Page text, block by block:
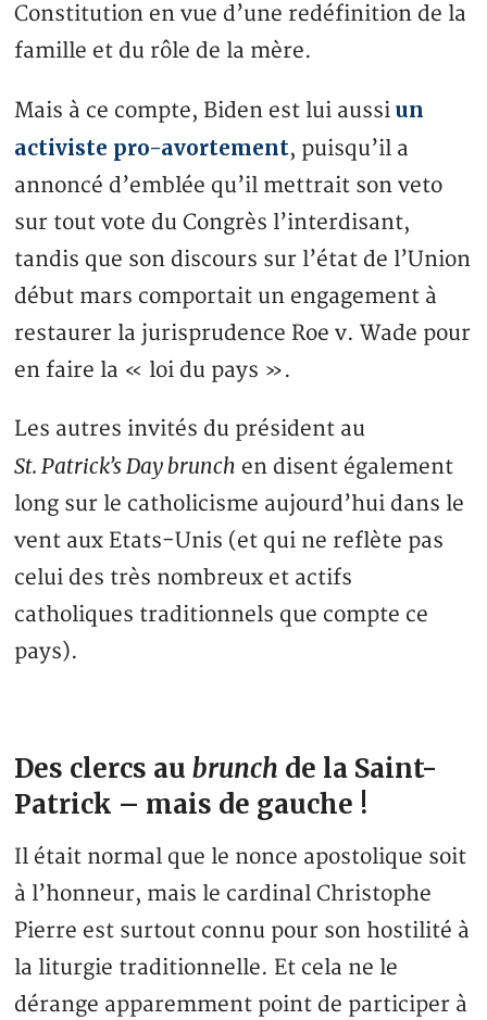
Constitution en vue d’une redéfinition de la
famille et du rôle de la mère.
Mais à ce compte, Biden est lui aussiun
activiste pro-avortement, puisqu’il a
annoncé d’emblée qu’il mettrait son veto
sur tout vote du Congrès l’interdisant,
tandis que son discours sur l’état de l’Union
début mars comportait un engagement à
restaurer la jurisprudence Roe v. Wade pour
en faire la « loi du pays ».
Les autres invités du président au
St. Patrick’s Day brunch en disent également
long sur le catholicisme aujourd’hui dans le
vent aux Etats-Unis (et qui ne reflète pas
celui des très nombreux et actifs
catholiques traditionnels que compte ce
pays).
Des clercs aubrunch de la Saint-
Patrick – mais de gauche !
Il était normal que le nonce apostolique soit
à l’honneur, mais le cardinal Christophe
Pierre est surtout connu pour son hostilité à
la liturgie traditionnelle. Et cela ne le
dérange apparemment point de participer à